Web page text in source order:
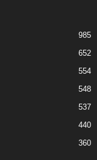
985
652
554
548
537
440
360